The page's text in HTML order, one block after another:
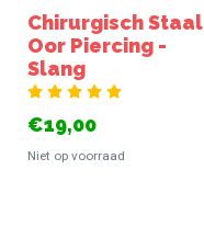
Chirurgisch Staal
Oor Piercing -
Slang
€19,00
Niet op voorraad